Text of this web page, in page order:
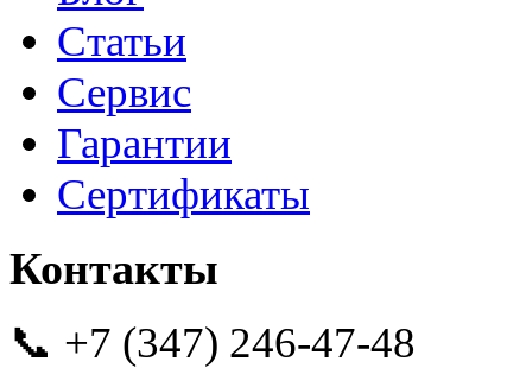
Статьи
Сервис
Гарантии
Сертификаты
Контакты
📞 +7 (347) 246-47-48